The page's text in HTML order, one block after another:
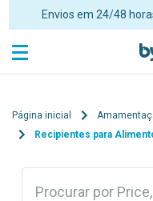
Portes grátis para
Página inicial
Recipientes para
Procurar por